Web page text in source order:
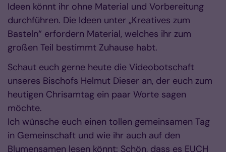
Ideen könnt ihr ohne Material und Vorbereitung
durchführen. Die Ideen unter „Kreatives zum
Basteln“ erfordern Material, welches ihr zum
großen Teil bestimmt Zuhause habt.
Schaut euch gerne heute die Videobotschaft
unseres Bischofs Helmut Dieser an, der euch zum
heutigen Chrisamtag ein paar Worte sagen
möchte.
Ich wünsche euch einen tollen gemeinsamen Tag
in Gemeinschaft und wie ihr auch auf den
Blumensamen lesen könnt: Schön, dass es EUCH